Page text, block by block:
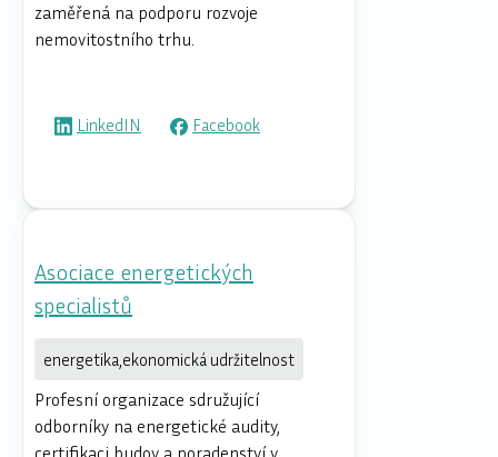
zaměřená na podporu rozvoje
nemovitostního trhu.
LinkedIN Facebook
Asociace energetických
specialistů
energetika,ekonomická udržitelnost
Profesní organizace sdružující
odborníky na energetické audity,
certifikaci budov a poradenství v